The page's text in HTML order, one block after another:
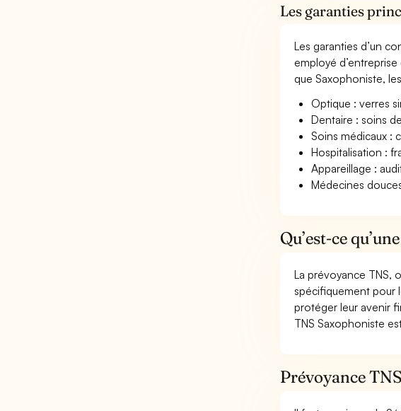
Les garanties
Les garanties d’un
employé
que Saxophoniste,
Optique : verres
Dentaire : soins
Soins médicaux :
Hospitalisation :
Appareillage :
Médecines
Qu’est-ce
La prévoyance TNS,
spécifiquement pour
protéger leur avenir
TNS Saxophoniste
Prévoyance